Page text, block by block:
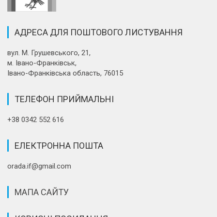
АДРЕСА ДЛЯ ПОШТОВОГО ЛИСТУВАННЯ
вул. М. Грушевського, 21,
м. Івано-Франківськ,
Івано-Франківська область, 76015
ТЕЛЕФОН ПРИЙМАЛЬНІ
+38 0342 552 616
ЕЛЕКТРОННА ПОШТА
orada.if@gmail.com
МАПА САЙТУ